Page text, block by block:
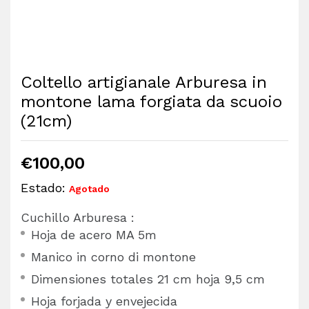
Coltello artigianale Arburesa in
montone lama forgiata da scuoio
(21cm)
€100,00
Estado: Agotado
Cuchillo Arburesa :
Hoja de acero MA 5m
Manico in corno di montone
Dimensiones totales 21 cm hoja 9,5 cm
Hoja forjada y envejecida